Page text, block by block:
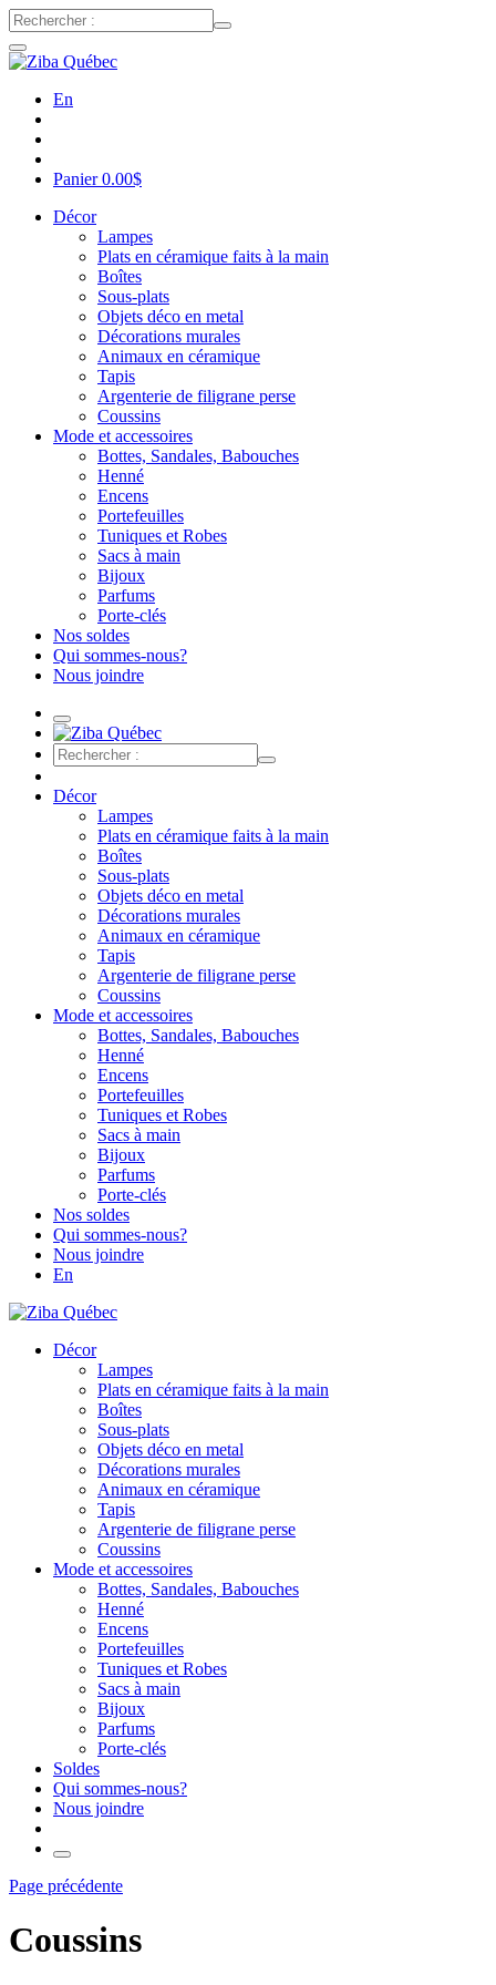
En
Panier0.00$
Décor
Lampes
Plats en céramique faits à la main
Boîtes
Sous-plats
Objets déco en metal
Décorations murales
Animaux en céramique
Tapis
Argenterie de filigrane perse
Coussins
Mode et accessoires
Bottes, Sandales, Babouches
Henné
Encens
Portefeuilles
Tuniques et Robes
Sacs à main
Bijoux
Parfums
Porte-clés
Nos soldes
Qui sommes-nous?
Nous joindre
Décor
Lampes
Plats en céramique faits à la main
Boîtes
Sous-plats
Objets déco en metal
Décorations murales
Animaux en céramique
Tapis
Argenterie de filigrane perse
Coussins
Mode et accessoires
Bottes, Sandales, Babouches
Henné
Encens
Portefeuilles
Tuniques et Robes
Sacs à main
Bijoux
Parfums
Porte-clés
Nos soldes
Qui sommes-nous?
Nous joindre
En
Décor
Lampes
Plats en céramique faits à la main
Boîtes
Sous-plats
Objets déco en metal
Décorations murales
Animaux en céramique
Tapis
Argenterie de filigrane perse
Coussins
Mode et accessoires
Bottes, Sandales, Babouches
Henné
Encens
Portefeuilles
Tuniques et Robes
Sacs à main
Bijoux
Parfums
Porte-clés
Soldes
Qui sommes-nous?
Nous joindre
Page précédente
Coussins